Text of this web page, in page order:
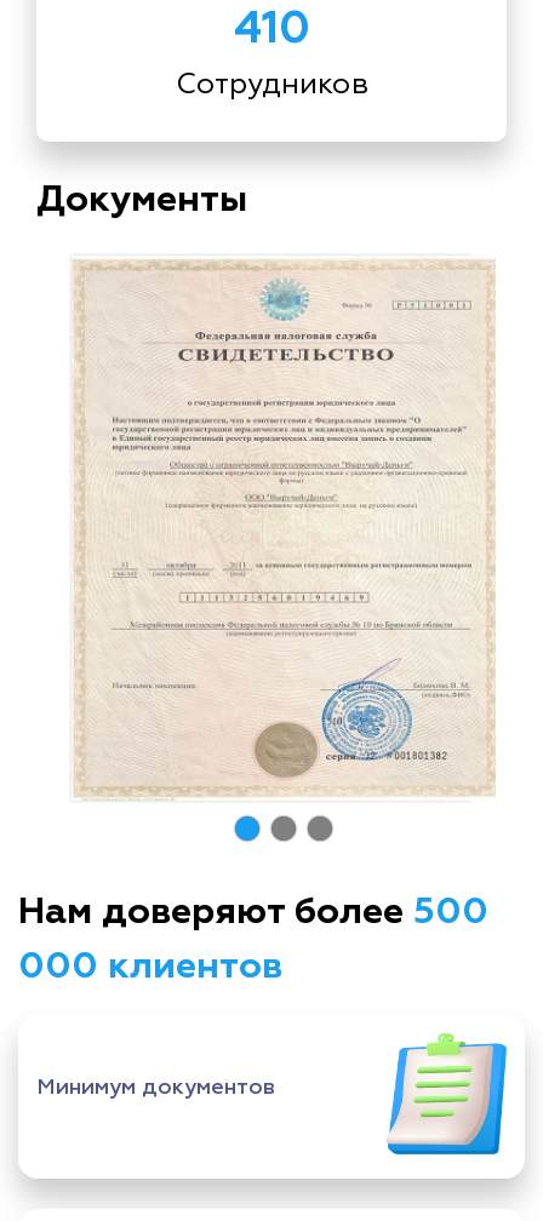
410
Сотрудников
Документы
Нам доверяют более 500
000 клиентов
Минимум документов